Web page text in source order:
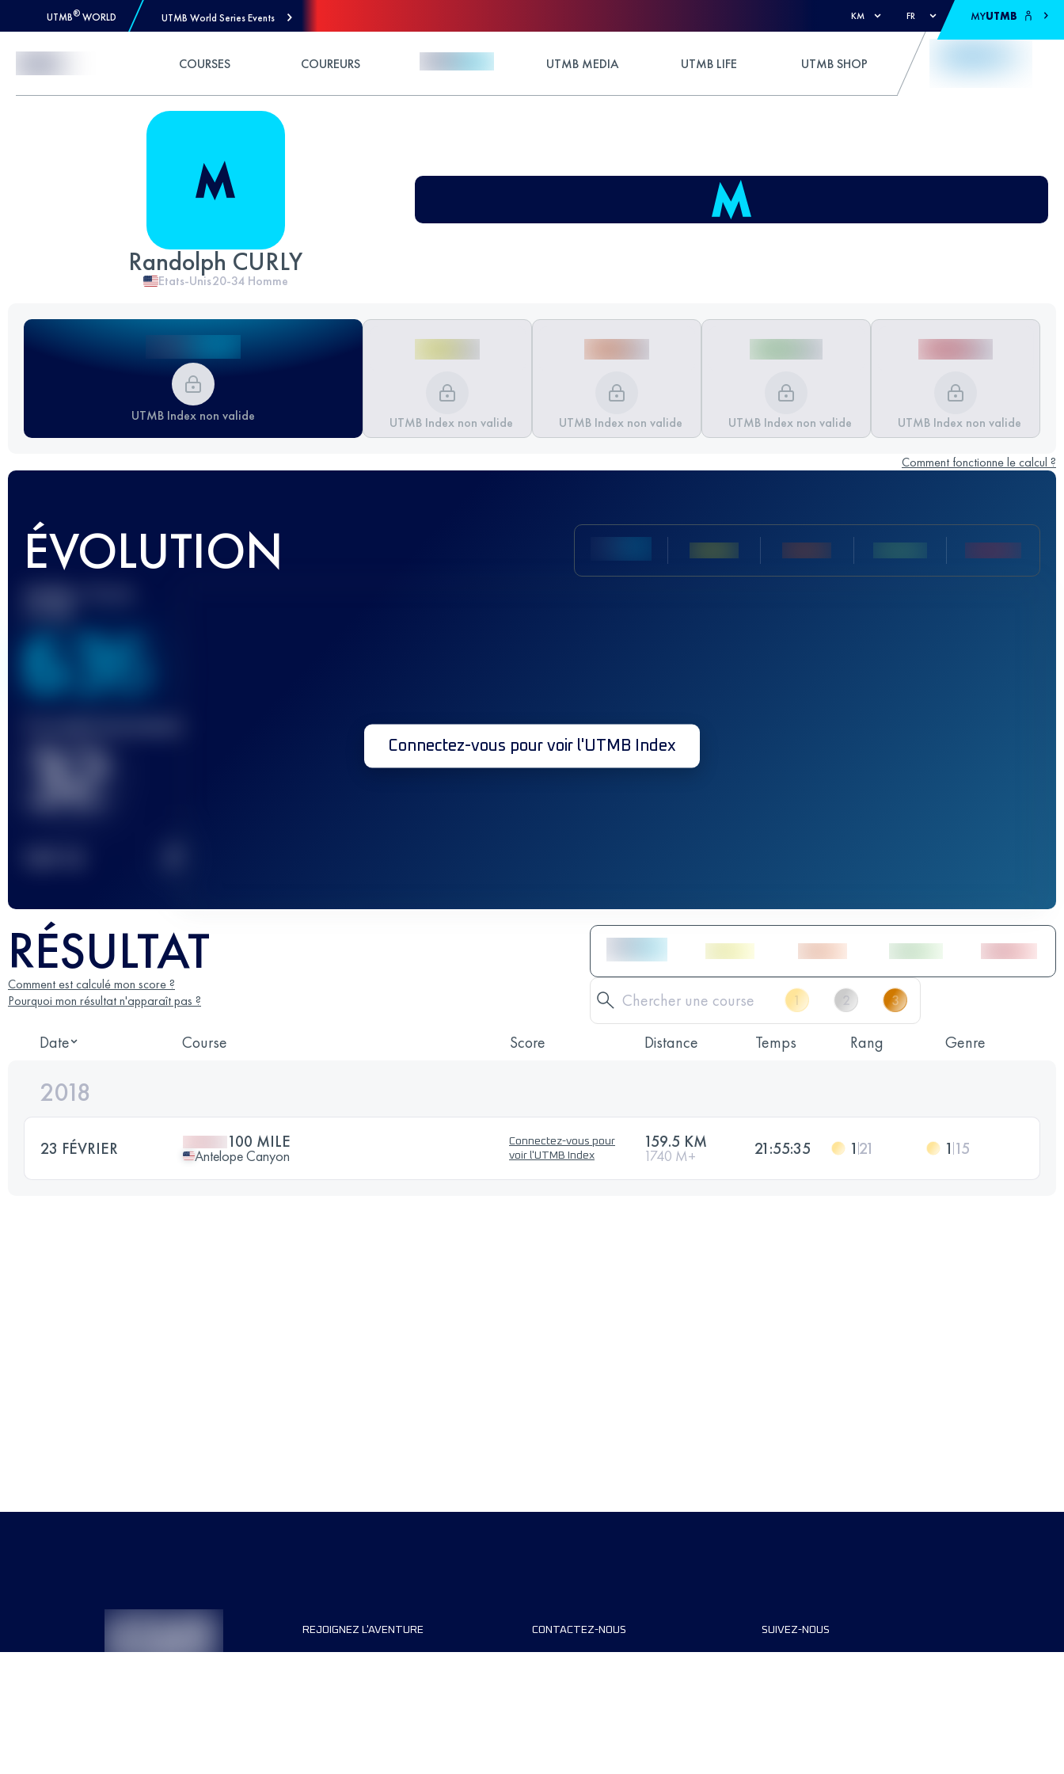
UTMB® WORLD UTMB World Series Events KM FR MYUTMB
COURSES COUREURS UTMB MEDIA UTMB LIFE UTMB SHOP
Randolph CURLY
Etats-Unis20-34 Homme
UTMB Index non valide UTMB Index non valide UTMB Index non valide UTMB Index non valide UTMB Index non valide
Comment fonctionne le calcul ?
ÉVOLUTION
Meilleur Score
636
32 Connectez-vous pour voir l'UTMB Index
RÉSULTAT
Comment est calculé mon score ?
Pourquoi mon résultat n'apparaît pas ?
Date Course Score Distance Temps Rang Genre
2018
23 FÉVRIER 100 MILE
Antelope Canyon
Connectez-vous pour
voir l'UTMB Index
159.5 KM
1740 M+ 21:55:35 1 21 1 15
REJOIGNEZ L'AVENTURE CONTACTEZ-NOUS SUIVEZ-NOUS